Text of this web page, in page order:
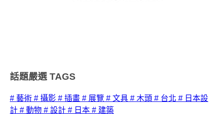
話題嚴選 TAGS
# 藝術 # 攝影 # 插畫 # 展覽 # 文具 # 木頭 # 台北 # 日本設
計 # 動物 # 設計 # 日本 # 建築